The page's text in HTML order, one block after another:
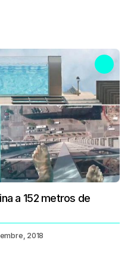
a 152 metros de
2018